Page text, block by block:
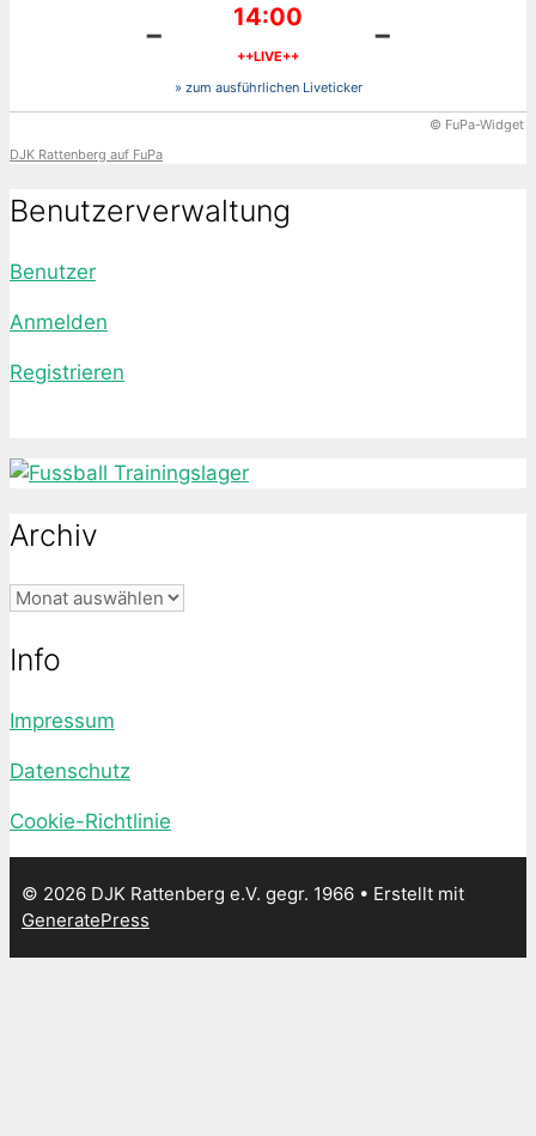
- 14:00
++LIVE++ -
» zum ausführlichen Liveticker
© FuPa-Widget
DJK Rattenberg auf FuPa
Benutzerverwaltung
Benutzer
Anmelden
Registrieren
Archiv
Archiv
Info
Impressum
Datenschutz
Cookie-Richtlinie
© 2026 DJK Rattenberg e.V. gegr. 1966 • Erstellt mit
GeneratePress